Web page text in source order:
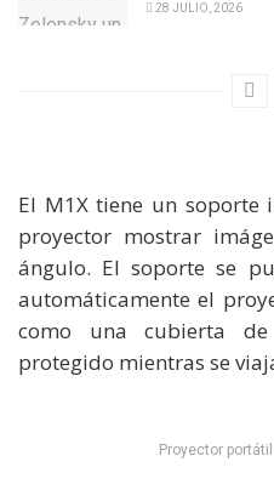
28 JULIO, 2026
El M1X tiene un soporte
proyector mostrar
ángulo. El soporte se
automáticamente el
como una cubierta
protegido mientras se
Proyector